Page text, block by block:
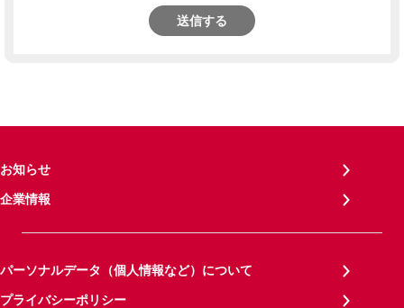
送信する
お知らせ
企業情報
パーソナルデータ（個人情報など）について
プライバシーポリシー